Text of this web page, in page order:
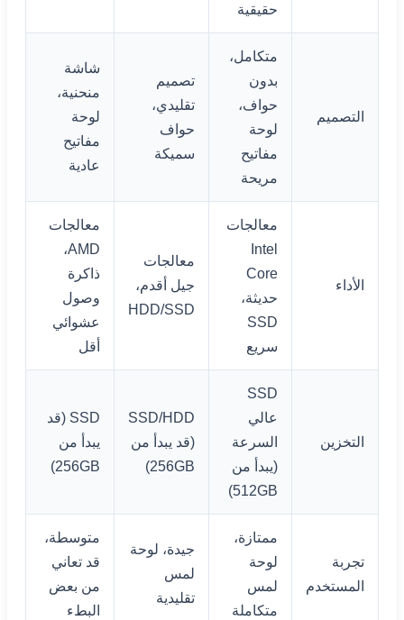
حقيقية
التصميم
متكامل،
بدون
حواف،
لوحة
مفاتيح
مريحة
تصميم
تقليدي،
حواف
سميكة
شاشة
منحنية،
لوحة
مفاتيح
عادية
الأداء
معالجات
Intel
Core
حديثة،
SSD
سريع
معالجات
جيل أقدم،
HDD/SSD
معالجات
AMD،
ذاكرة
وصول
عشوائي
أقل
التخزين
SSD
عالي
السرعة
(يبدأ من
512GB)
SSD/HDD
(قد يبدأ من
256GB)
SSD (قد
يبدأ من
256GB)
تجربة
المستخدم
ممتازة،
لوحة
لمس
متكاملة
جيدة، لوحة
لمس
تقليدية
متوسطة،
قد تعاني
من بعض
البطء